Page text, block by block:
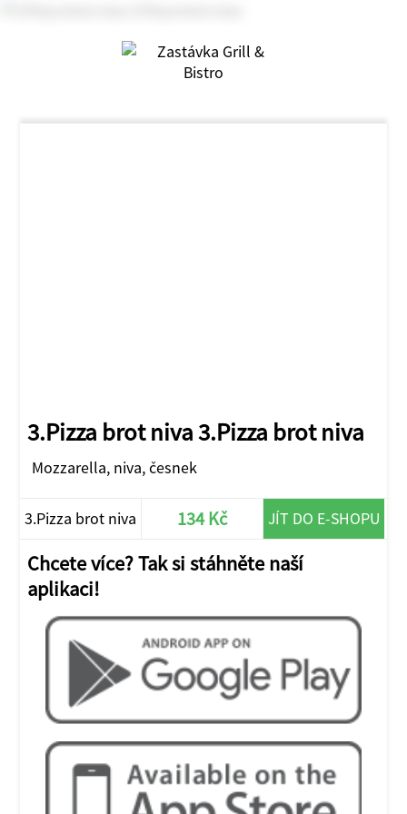
3.Pizza brot niva 3.Pizza brot niva
Mozzarella, niva, česnek
3.Pizza brot niva 134 Kč JÍT DO E-SHOPU
Chcete více? Tak si stáhněte naší
aplikaci!